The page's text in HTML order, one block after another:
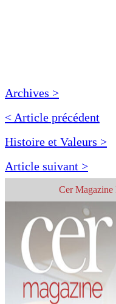
Archives >
< Article précédent
Histoire et Valeurs >
Article suivant >
Cer Magazine